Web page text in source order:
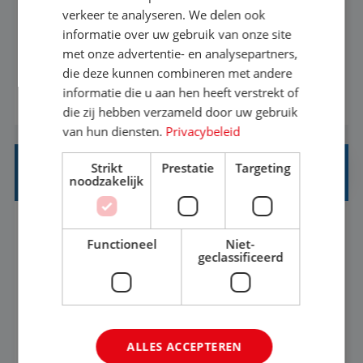
Als Stagiaire Business Intelligence ga je de
informatiebehoefte van verschillende interne
afdelingen specificeren. Aan de hand van deze
informatiebehoefte ga je BI-producten zoals
adviezen, rapportages en dashboards
ontwikkelen, aanpassen en leveren. Deze
producten ontwikkel je door middel van de data
uit ons datawa...
BEKIJK VACATURE
INKOPER VAKANTIES
Nijmegen Baan 33-36 uur MBO
Jij vindt de mooiste plekjes ter wereld en geeft
eenoudergezinnen én singles de meest
onvergetelijke vakanties van hun leven, hoe gaaf
is dat? Ben jij de commerciële professional die
verkeer te analyseren. We delen ook
informatie over uw gebruik van onze site
met onze advertentie- en analysepartners,
die deze kunnen combineren met andere
informatie die u aan hen heeft verstrekt of
die zij hebben verzameld door uw gebruik
van hun diensten. Privacybeleid
Strikt
noodzakelijk
Prestatie Targeting
Functioneel
Niet-
geclassificeerd
ALLES ACCEPTEREN